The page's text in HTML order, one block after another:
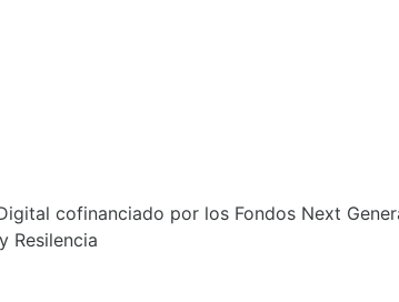
cofinanciado por los Fondos Next
Resilencia